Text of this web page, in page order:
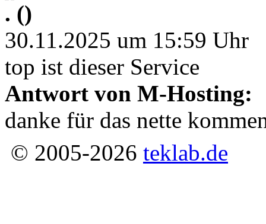
. ()
30.11.2025 um 15:59 Uhr
top ist dieser Service
Antwort von M-Hosting:
danke für das nette
© 2005-2026 teklab.de